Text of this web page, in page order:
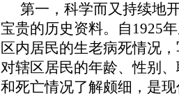
第一，科学而又持续地
宝贵的历史资料。自1925
区内居民的生老病死情况
对辖区居民的年龄、性别
和死亡情况了解颇细，是